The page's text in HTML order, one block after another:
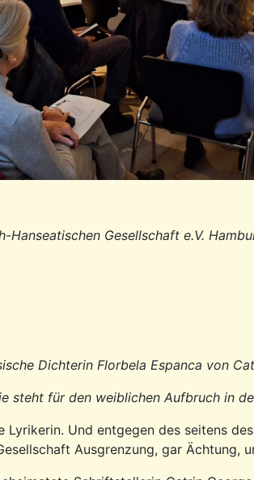
Hanseatischen Gesellschaft e.V.
Dichterin Florbela Espanca von
steht für den weiblichen Aufbruch in
Und entgegen des seitens
Ausgrenzung, gar Ächtung,